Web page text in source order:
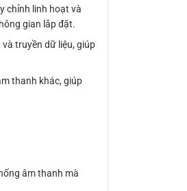
chỉnh linh hoạt và
gian lắp đặt.
truyền dữ liệu, giúp
thanh khác, giúp
âm thanh mà